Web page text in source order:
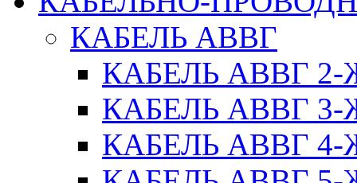
КАБЕЛЬ АВВГ
КАБЕЛЬ АВВГ
КАБЕЛЬ АВВГ
КАБЕЛЬ АВВГ